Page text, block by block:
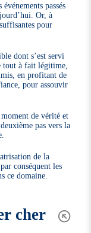
passés
Or, à
pour
dont s’est servi
tout à fait légitime,
en profitant de
pour assouvir
moment de vérité et
pas vers la
de la
conséquent les
ce domaine.
cher